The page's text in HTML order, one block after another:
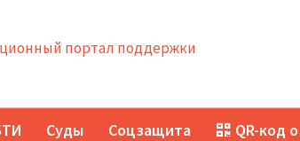
портал поддержки
Суды Соцзащита QR-код